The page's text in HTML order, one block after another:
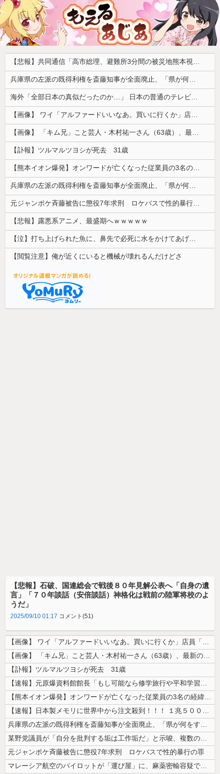
【悲報】共同通信「高市総理、避難所3分間の被災地熊本視察動画に批判！」 → 内閣報道官「避難所視察は51分間！大変な状況の中で、1時間近く受け入れていただき、感謝！」
兵庫県の左派の既得利権を斎藤知事が全面廃止、「県が何をするねん？」と存在意義そのものが不明で……
海外「全部日本の真似だったのか…」 日本の普通のテレビ番組が最新SNSの数十年先を行っていたと話題に
【画像】 ワイ「アルファードいいなあ。買いに行くか」店員「ほいっ見積もりな！」ワイ「金額おかしくね？」←お前らもそう思うよな？？？？？
【画像】 「キム兄」こと芸人・木村祐一さん（63歳）、最新の松本人志さんとのツーショットが完全に別人だとネット騒然！ 「マジで誰かわからん」...
【訃報】ツルマルツヨシが死去 31歳
【熊本イオン爆発】オンワードが亡くなった従業員の3名の経緯を説明
兵庫県の左派の既得利権を斎藤知事が全面廃止、「県が何をするねん？」と存在意義そのものが不明で……
元ジャンポケ斉藤被告に懲役7年求刑 ロケバスで性的暴行の罪
【悲報】露悪系アニメ、最盛期へｗｗｗｗｗ
【泣】打ち上げられた魚に、鼻先で必死に水をかけてあげる犬が話題
【閲覧注意】俺が近くにいると機械が壊れるんだけどさ
【悲報】石破、国連総会で戦後８０年見解公表へ「自身の遺
言」「７０年談話（安倍談話）神格化は戦前の陸軍将校のよ
うだ」
2025/09/10 01:17 コメント(51)
【画像】 ワイ「アルファードいいなあ。買いに行くか」店員「ほいっ見積も...
【画像】 「キム兄」こと芸人・木村祐一さん（63歳）、最新の松本人志さ...
【訃報】ツルマルツヨシが死去 31歳
【速報】元原爆資料館館長「もし可能なら修学旅行や平和学習の小学生に炎天...
【熊本イオン爆発】オンワードが亡くなった従業員の3名の経緯を説明
【速報】日本製メモリに世界中から注文殺到！！！ １兆５０００億円で工場...
兵庫県の左派の既得利権を斎藤知事が全面廃止、「県が何をするねん？」と存...
某野党議員が「自分を批判する垢は工作垢だ」と示唆、複数の一般人アカウン...
元ジャンポケ斉藤被告に懲役7年求刑 ロケバスで性的暴行の罪
マレーシア航空のパイロットが「運び屋」に、麻薬密輸容疑で拘束…最高刑は...